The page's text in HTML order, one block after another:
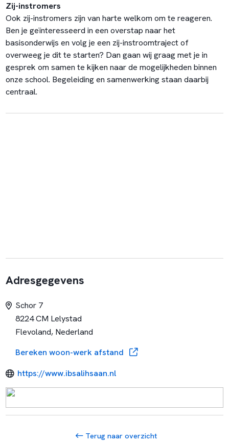
Zij-instromers
Ook zij-instromers zijn van harte welkom om te reageren.
Ben je geïnteresseerd in een overstap naar het
basisonderwijs en volg je een zij-instroomtraject of
overweeg je dit te starten? Dan gaan wij graag met je in
gesprek om samen te kijken naar de mogelijkheden binnen
onze school. Begeleiding en samenwerking staan daarbij
centraal.
Adresgegevens
Schor 7
8224 CM Lelystad
Flevoland, Nederland
Bereken woon-werk afstand
https://www.ibsalihsaan.nl
Terug naar overzicht